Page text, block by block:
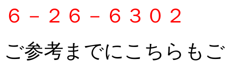
６－２６－６３０２
ご参考までにこちらも